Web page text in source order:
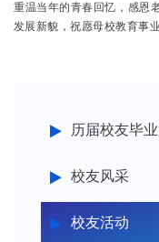
历届校友毕
校友风采
校友活动
重温当年的青春回忆，感恩
发展新貌，祝愿母校教育事